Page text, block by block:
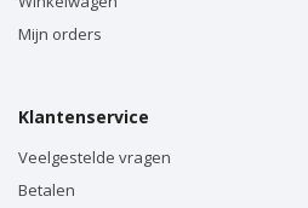
Mijn orders
Klantenservice
Veelgestelde vragen
Betalen